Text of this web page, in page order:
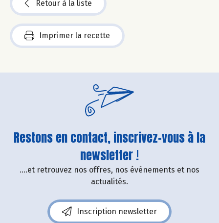
Retour à la liste
Imprimer la recette
Restons en contact, inscrivez-vous à la
newsletter !
....et retrouvez nos offres, nos événements et nos
actualités.
Inscription newsletter